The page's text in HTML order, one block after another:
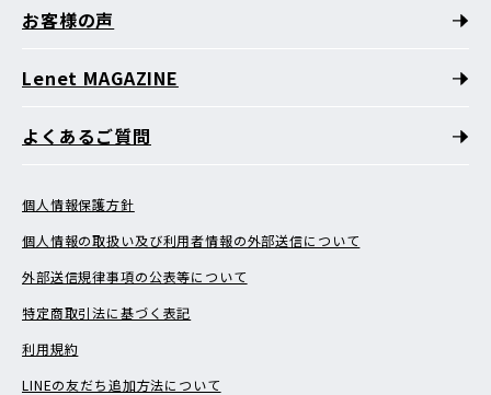
お客様の声
Lenet MAGAZINE
よくあるご質問
個人情報保護方針
個人情報の取扱い及び利用者情報の外部送信について
外部送信規律事項の公表等について
特定商取引法に基づく表記
利用規約
LINEの友だち追加方法について